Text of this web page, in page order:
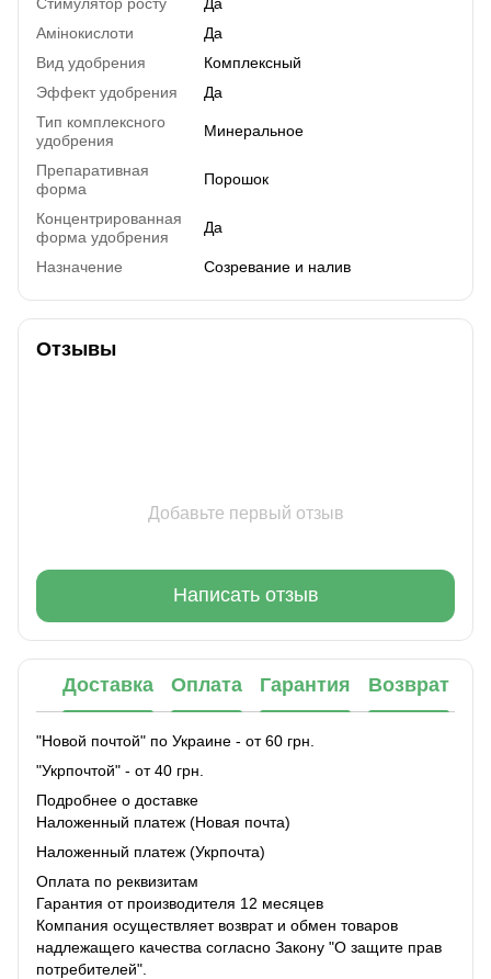
Амінокислоти
Да
Вид удобрения
Комплексный
Эффект удобрения
Да
Тип комплексного
удобрения
Минеральное
Препаративная
форма
Порошок
Концентрированная
форма удобрения
Да
Назначение Созревание и налив
Отзывы
Добавьте первый отзыв
Написать отзыв
Доставка Оплата Гарантия Возврат
"Новой почтой" по Украине - от 60 грн.
"Укрпочтой" - от 40 грн.
Подробнее о доставке
Наложенный платеж (Новая почта)
Наложенный платеж (Укрпочта)
Оплата по реквизитам
Гарантия от производителя 12 месяцев
Компания осуществляет возврат и обмен товаров
надлежащего качества согласно Закону "О защите прав
потребителей".